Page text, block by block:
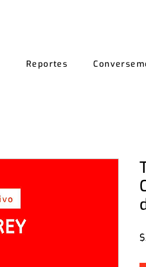
Reportes